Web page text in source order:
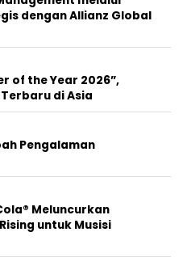
dengan Allianz Global
of the Year 2026”,
di Asia
Pengalaman
Meluncurkan
untuk Musisi